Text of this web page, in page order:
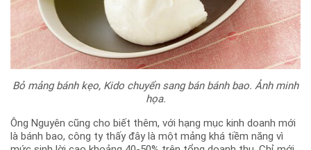
Bỏ mảng bánh kẹo, Kido chuyển sang bán bánh bao. Ảnh minh
họa.
Ông Nguyên cũng cho biết thêm, với hạng mục kinh doanh mới
là bánh bao, công ty thấy đây là một mảng khá tiềm năng vì